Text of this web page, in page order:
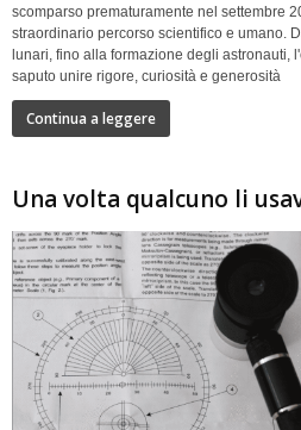
scomparso prematuramente nel settembre
straordinario percorso scientifico e umano.
lunari, fino alla formazione degli astronauti,
saputo unire rigore, curiosità e generosità
Continua a leggere
Una volta qualcuno li